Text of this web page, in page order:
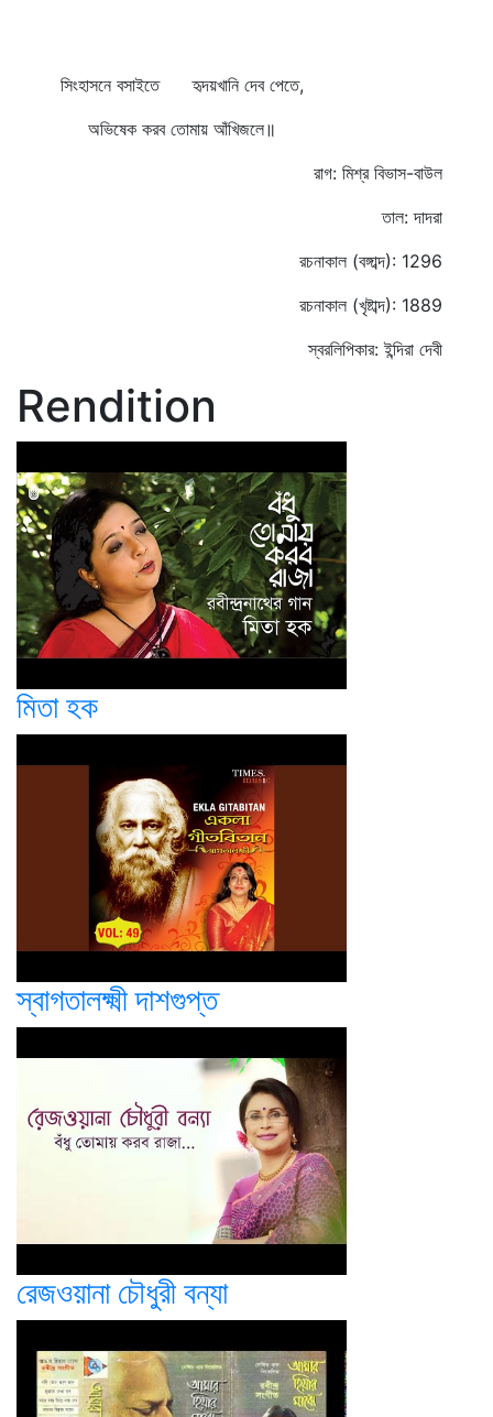
সিংহাসনে বসাইতে হৃদয়খানি দেব পেতে,
অভিষেক করব তোমায় আঁখিজলে॥
রাগ: মিশ্র বিভাস-বাউল
তাল: দাদরা
রচনাকাল (বঙ্গাব্দ): 1296
রচনাকাল (খৃষ্টাব্দ): 1889
স্বরলিপিকার: ইন্দিরা দেবী
Rendition
মিতা হক
স্বাগতালক্ষ্মী দাশগুপ্ত
রেজওয়ানা চৌধুরী বন্যা